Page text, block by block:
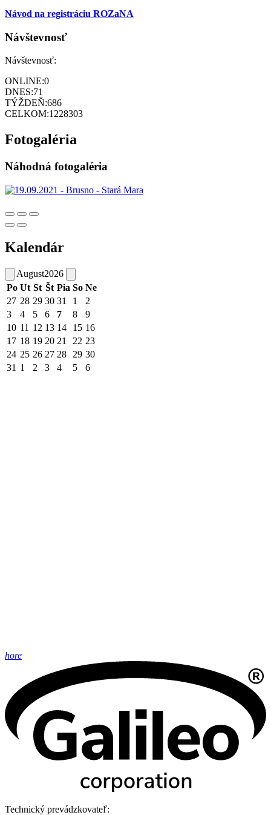
Návod na registráciu ROZaNA
Návštevnosť
Návštevnosť:
ONLINE:0
DNES:71
TÝŽDEŇ:686
CELKOM:1228303
Fotogaléria
Náhodná fotogaléria
Kalendár
August2026
Po Ut St Št Pia So Ne
27 28 29 30 31 1
2
3
4 5 6 7 8
9
10 11 12 13 14 15 16
17 18 19 20 21 22 23
24 25 26 27 28 29 30
31 1 2 3 4 5 6
hore
Technický prevádzkovateľ: